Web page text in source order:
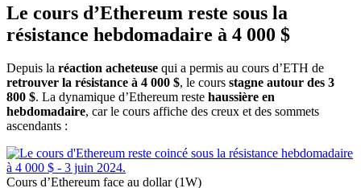
Le cours d’Ethereum reste sous la
résistance hebdomadaire à 4 000 $
Depuis la réaction acheteuse qui a permis au cours d’ETH de
retrouver la résistance à 4 000 $, le cours stagne autour des 3
800 $. La dynamique d’Ethereum reste haussière en
hebdomadaire, car le cours affiche des creux et des sommets
ascendants :
Cours d’Ethereum face au dollar (1W)